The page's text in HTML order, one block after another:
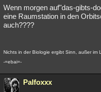
Wenn morgen auf"das-gibts-
eine Raumstation in den
auch????
Nichts in der Biologie ergibt Sinn, außer im
-=ebai=-
Palfoxxx